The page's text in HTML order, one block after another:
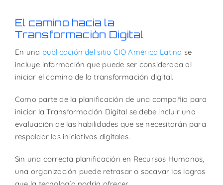
El camino hacia la
Transformación Digital
En una publicación del sitio CIO América Latina se
incluye información que puede ser considerada al
iniciar el camino de la transformación digital.
Como parte de la planificación de una compañía para
iniciar la Transformación Digital se debe incluir una
evaluación de las habilidades que se necesitarán para
respaldar las iniciativas digitales.
Sin una correcta planificación en Recursos Humanos,
una organización puede retrasar o socavar los logros